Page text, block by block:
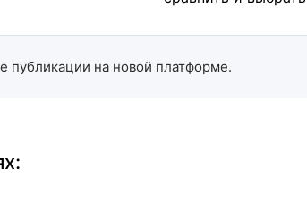
публикации на новой платформе.